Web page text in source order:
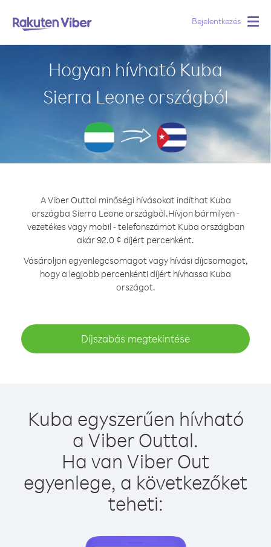
Bejelentkezés
Hogyan hívható Kuba
Sierra Leone országból
A Viber Outtal minőségi hívásokat indíthat Kuba
országba Sierra Leone országból.Hívjon bármilyen -
vezetékes vagy mobil - telefonszámot Kuba országban
akár 92.0 ¢ díjért percenként.
Vásároljon egyenlegcsomagot vagy hívási díjcsomagot,
hogy a legjobb percenkénti díjért hívhassa Kuba
országot.
Díjszabás megtekintése
Kuba egyszerűen hívható
a Viber Outtal.
Ha van Viber Out
egyenlege, a következőket
teheti: